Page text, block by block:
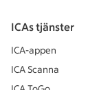
ICAs tjänster
ICA-appen
ICA Scanna